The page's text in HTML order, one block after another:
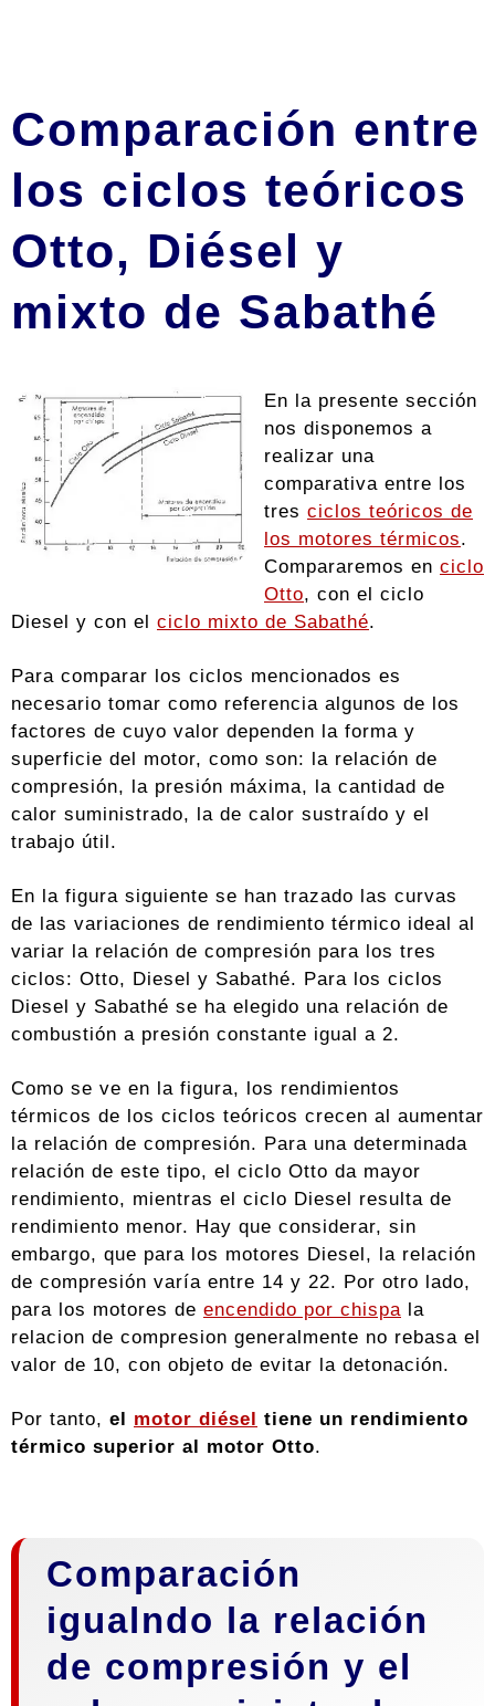
Comparación entre
los ciclos teóricos
Otto, Diésel y
mixto de Sabathé
En la presente sección
nos disponemos a
realizar una
comparativa entre los
tres ciclos teóricos de
los motores térmicos.
Compararemos en ciclo
Otto, con el ciclo
Diesel y con el ciclo mixto de Sabathé.
Para comparar los ciclos mencionados es
necesario tomar como referencia algunos de los
factores de cuyo valor dependen la forma y
superficie del motor, como son: la relación de
compresión, la presión máxima, la cantidad de
calor suministrado, la de calor sustraído y el
trabajo útil.
En la figura siguiente se han trazado las curvas
de las variaciones de rendimiento térmico ideal al
variar la relación de compresión para los tres
ciclos: Otto, Diesel y Sabathé. Para los ciclos
Diesel y Sabathé se ha elegido una relación de
combustión a presión constante igual a 2.
Como se ve en la figura, los rendimientos
térmicos de los ciclos teóricos crecen al aumentar
la relación de compresión. Para una determinada
relación de este tipo, el ciclo Otto da mayor
rendimiento, mientras el ciclo Diesel resulta de
rendimiento menor. Hay que considerar, sin
embargo, que para los motores Diesel, la relación
de compresión varía entre 14 y 22. Por otro lado,
para los motores de encendido por chispa la
relacion de compresion generalmente no rebasa el
valor de 10, con objeto de evitar la detonación.
Por tanto, el motor diésel tiene un rendimiento
térmico superior al motor Otto.
Comparación
igualndo la relación
de compresión y el